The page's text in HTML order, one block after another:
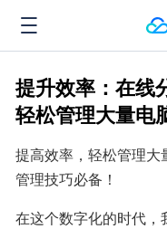
提升效率：在线
轻松管理大量电
提高效率，轻松管理
管理技巧必备！
在这个数字化的时代